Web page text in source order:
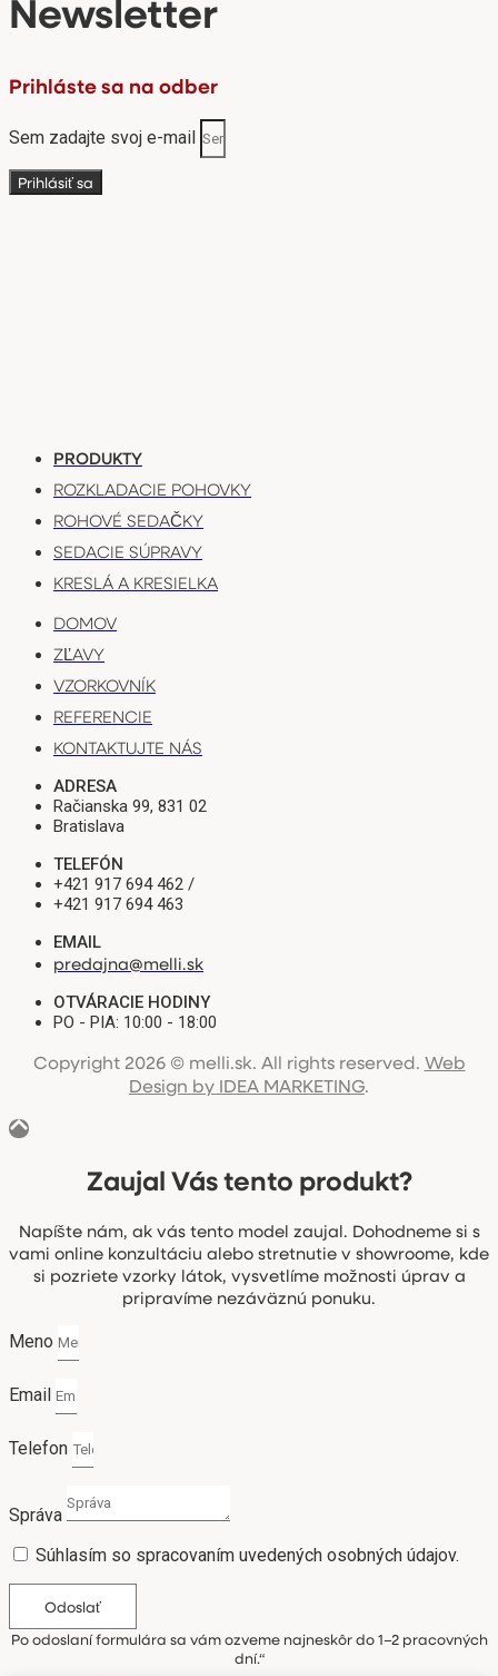
Newsletter
Prihláste sa na odber
Sem zadajte svoj e-mail
Prihlásiť sa
PRODUKTY
ROZKLADACIE POHOVKY
ROHOVÉ SEDAČKY
SEDACIE SÚPRAVY
KRESLÁ A KRESIELKA
DOMOV
ZĽAVY
VZORKOVNÍK
REFERENCIE
KONTAKTUJTE NÁS
ADRESA
Račianska 99, 831 02
Bratislava
TELEFÓN
+421 917 694 462 /
+421 917 694 463
EMAIL
predajna@melli.sk
OTVÁRACIE HODINY
PO - PIA: 10:00 - 18:00
Copyright 2026 © melli.sk. All rights reserved. Web
Design by IDEA MARKETING.
Zaujal Vás tento produkt?
Napíšte nám, ak vás tento model zaujal. Dohodneme si s
vami online konzultáciu alebo stretnutie v showroome, kde
si pozriete vzorky látok, vysvetlíme možnosti úprav a
pripravíme nezáväznú ponuku.
Meno
Email
Telefon
Správa
Súhlasím so spracovaním uvedených osobných údajov.
Odoslať
Po odoslaní formulára sa vám ozveme najneskôr do 1–2 pracovných
dní.“